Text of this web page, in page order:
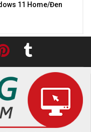
11 Home/Đen